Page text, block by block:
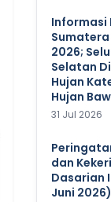
Informasi
Sumatera
2026;
Selatan
Hujan
Hujan
31 Jul 2026
dan
Dasarian
Juni 2026)